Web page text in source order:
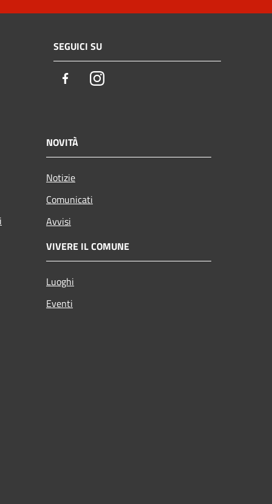
SEGUICI SU
FacebookInstagram
NOVITÀ
Notizie
Comunicati
Avvisi
VIVERE IL COMUNE
Luoghi
Eventi